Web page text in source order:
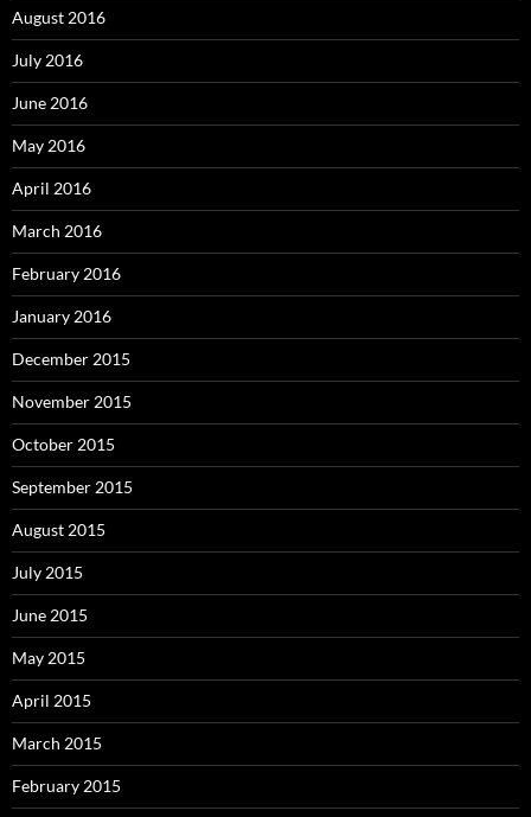
August 2016
July 2016
June 2016
May 2016
April 2016
March 2016
February 2016
January 2016
December 2015
November 2015
October 2015
September 2015
August 2015
July 2015
June 2015
May 2015
April 2015
March 2015
February 2015